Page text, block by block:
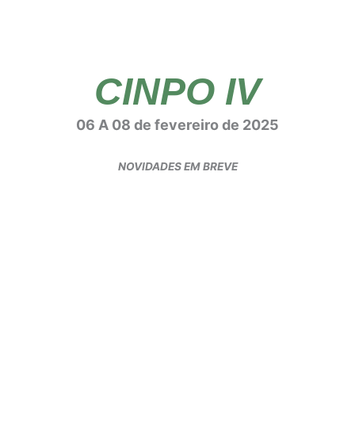
CINPO IV
06 A 08 de fevereiro de 2025
NOVIDADES EM BREVE